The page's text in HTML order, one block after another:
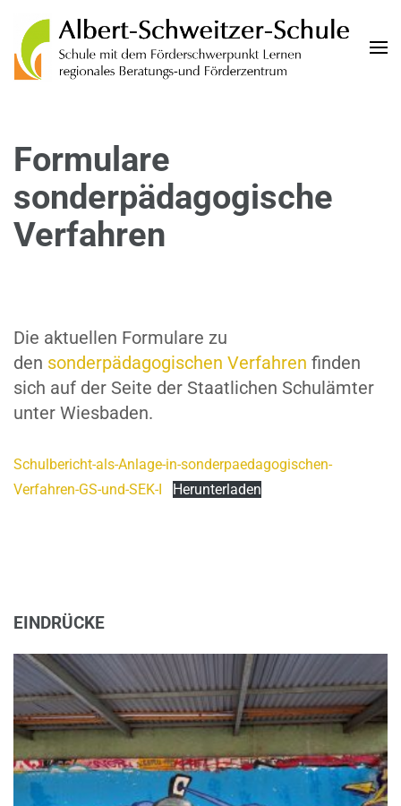
Formulare
sonderpädagogische
Verfahren
Die aktuellen Formulare zu
den sonderpädagogischen Verfahren finden
sich auf der Seite der Staatlichen Schulämter
unter Wiesbaden.
Schulbericht-als-Anlage-in-sonderpaedagogischen-
Verfahren-GS-und-SEK-I
Herunterladen
EINDRÜCKE